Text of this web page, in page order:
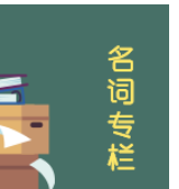
视频北京